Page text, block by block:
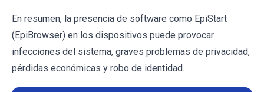
En resumen, la presencia de software como EpiStart
(EpiBrowser) en los dispositivos puede provocar
infecciones del sistema, graves problemas de privacidad,
pérdidas económicas y robo de identidad.